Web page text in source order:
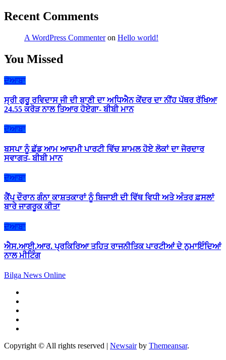
Recent Comments
A WordPress Commenteron Hello world!
You Missed
ਦੋਆਬਾ
ਸ੍ਰੀ ਗੁਰੂ ਰਵਿਦਾਸ ਜੀ ਦੀ ਬਾਣੀ ਦਾ ਅਧਿਐਨ ਕੇਂਦਰ ਦਾ ਨੀਂਹ ਪੱਥਰ ਰੱਖਿਆ
24.55 ਕਰੋੜ ਨਾਲ ਤਿਆਰ ਹੋਏਗਾ- ਬੀਬੀ ਮਾਨ
ਦੋਆਬਾ
ਬਸਪਾ ਨੂੰ ਛੱਡ ਆਮ ਆਦਮੀ ਪਾਰਟੀ ਵਿੱਚ ਸ਼ਾਮਲ ਹੋਏ ਲੋਕਾਂ ਦਾ ਜੋਰਦਾਰ
ਸਵਾਗਤ- ਬੀਬੀ ਮਾਨ
ਦੋਆਬਾ
ਕੈਂਪ ਦੌਰਾਨ ਗੰਨਾ ਕਾਸ਼ਤਕਾਰਾਂ ਨੂੰ ਬਿਜਾਈ ਦੀ ਵਿੱਥ ਵਿਧੀ ਅਤੇ ਅੰਤਰ ਫ਼ਸਲਾਂ
ਬਾਰੇ ਜਾਗਰੂਕ ਕੀਤਾ
ਦੋਆਬਾ
ਐਸ.ਆਈ.ਆਰ. ਪ੍ਰਕਿਰਿਆ ਤਹਿਤ ਰਾਜਨੀਤਿਕ ਪਾਰਟੀਆਂ ਦੇ ਨੁਮਾਇੰਦਿਆਂ
ਨਾਲ ਮੀਟਿੰਗ
Bilga News Online
Copyright © All rights reserved | Newsairby Themeansar.